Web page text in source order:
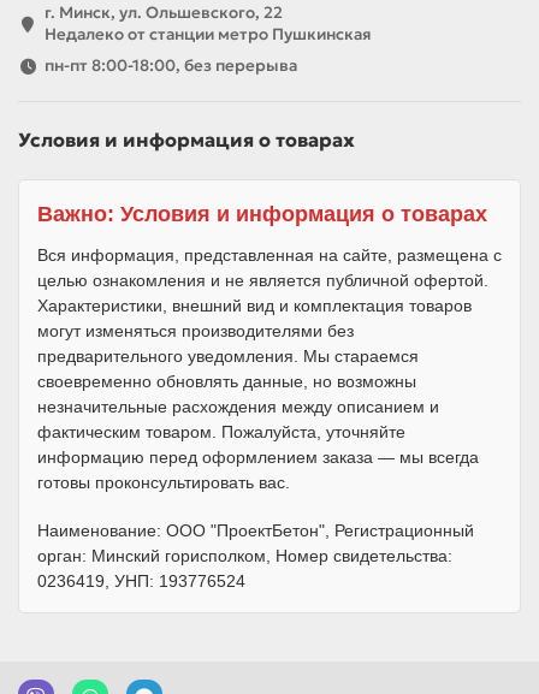
г. Минск, ул. Ольшевского, 22
Недалеко от станции метро Пушкинская
пн-пт 8:00-18:00, без перерыва
Условия и информация о товарах
Важно: Условия и информация о товарах
Вся информация, представленная на сайте, размещена с
целью ознакомления и не является публичной офертой.
Характеристики, внешний вид и комплектация товаров
могут изменяться производителями без
предварительного уведомления. Мы стараемся
своевременно обновлять данные, но возможны
незначительные расхождения между описанием и
фактическим товаром. Пожалуйста, уточняйте
информацию перед оформлением заказа — мы всегда
готовы проконсультировать вас.
Наименование: ООО "ПроектБетон", Регистрационный
орган: Минский горисполком, Номер свидетельства:
0236419, УНП: 193776524